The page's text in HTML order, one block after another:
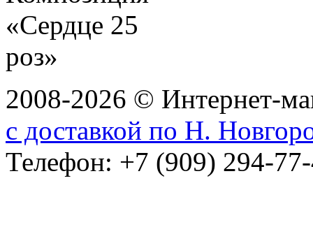
2008-2026 © Интернет-
с доставкой по Н.
Телефон: +7 (909) 294-